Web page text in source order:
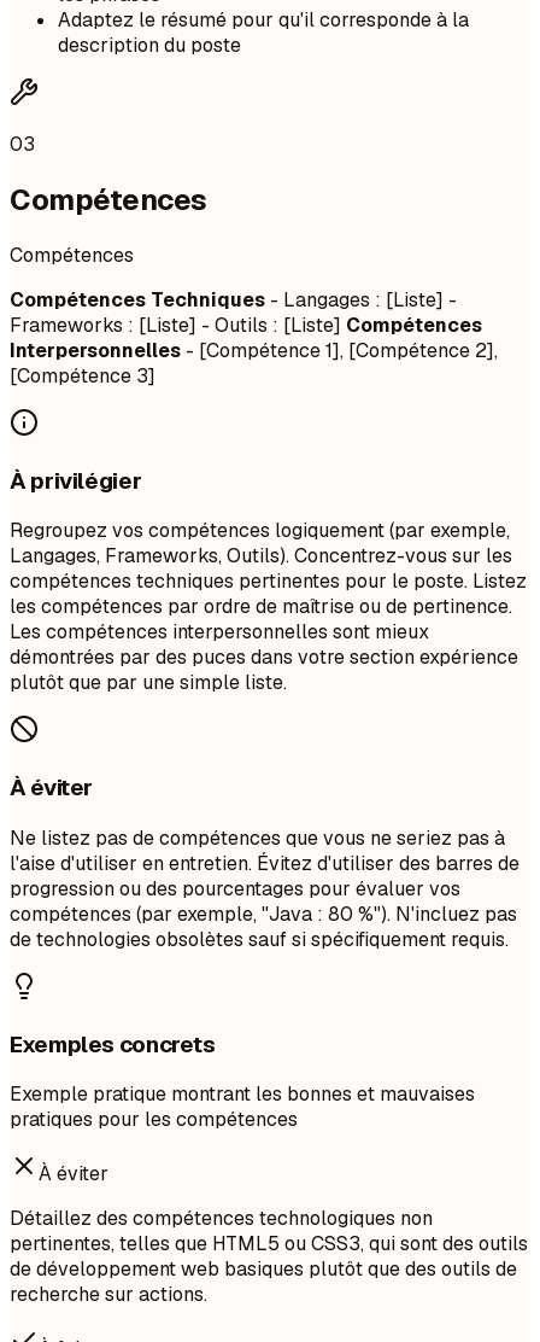
Adaptez le résumé pour qu'il corresponde à la
description du poste
03
Compétences
Compétences
Compétences Techniques - Langages : [Liste] -
Frameworks : [Liste] - Outils : [Liste] Compétences
Interpersonnelles - [Compétence 1], [Compétence 2],
[Compétence 3]
À privilégier
Regroupez vos compétences logiquement (par exemple,
Langages, Frameworks, Outils). Concentrez-vous sur les
compétences techniques pertinentes pour le poste. Listez
les compétences par ordre de maîtrise ou de pertinence.
Les compétences interpersonnelles sont mieux
démontrées par des puces dans votre section expérience
plutôt que par une simple liste.
À éviter
Ne listez pas de compétences que vous ne seriez pas à
l'aise d'utiliser en entretien. Évitez d'utiliser des barres de
progression ou des pourcentages pour évaluer vos
compétences (par exemple, "Java : 80 %"). N'incluez pas
de technologies obsolètes sauf si spécifiquement requis.
Exemples concrets
Exemple pratique montrant les bonnes et mauvaises
pratiques pour les compétences
À éviter
Détaillez des compétences technologiques non
pertinentes, telles que HTML5 ou CSS3, qui sont des outils
de développement web basiques plutôt que des outils de
recherche sur actions.